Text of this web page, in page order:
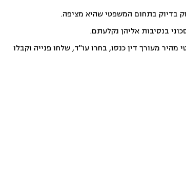
בדיוק בתחום המשפטי שהיא מציפה.
בנסיבות אליהן נקלעתם.
מעורך דין כנסו, בחרו עו"ד, שלחו פנייה וקבלו